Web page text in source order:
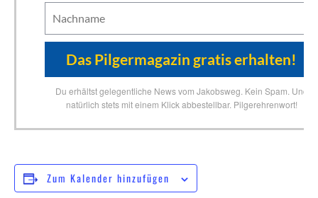
Du erhältst gelegentliche News vom Jakobsweg. Kein Spam. Und
natürlich stets mit einem Klick abbestellbar. Pilgerehrenwort!
Zum Kalender hinzufügen